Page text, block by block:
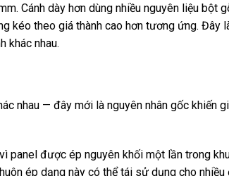
Cánh dày hơn dùng nhiều nguyên liệu bột
kéo theo giá thành cao hơn tương ứng. Đây
khác nhau.
nhau — đây mới là nguyên nhân gốc khiến
panel được ép nguyên khối một lần trong
ép dạng này có thể tái sử dụng cho nhiều